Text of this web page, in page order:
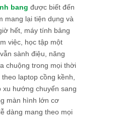
bang được biết đến
mang lại tiện dụng và
hết, máy tính bảng
việc, học tập một
sành điệu, năng
chuộng trong mọi thời
laptop cồng kềnh,
xu hướng chuyển sang
màn hình lớn cơ
dàng mang theo mọi